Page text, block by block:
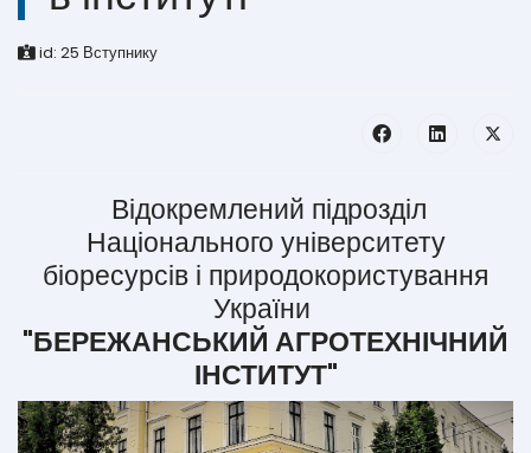
id: 25 Вступнику
Відокремлений підрозділ
Національного університету
біоресурсів і природокористування
України
"БЕРЕЖАНСЬКИЙ АГРОТЕХНІЧНИЙ
ІНСТИТУТ"